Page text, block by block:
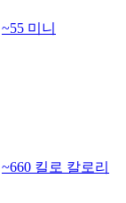
~55 미니
~660 킬로 칼로리